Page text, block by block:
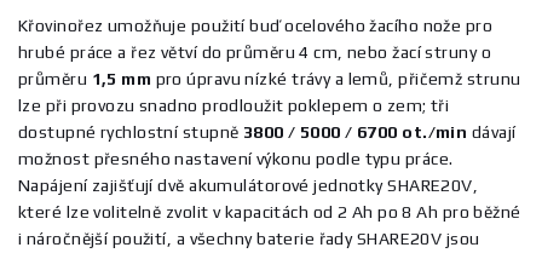
Křovinořez umožňuje použití buď ocelového žacího nože pro
hrubé práce a řez větví do průměru 4 cm, nebo žací struny o
průměru 1,5 mm pro úpravu nízké trávy a lemů, přičemž strunu
lze při provozu snadno prodloužit poklepem o zem; tři
dostupné rychlostní stupně 3800 / 5000 / 6700 ot./min dávají
možnost přesného nastavení výkonu podle typu práce.
Napájení zajišťují dvě akumulátorové jednotky SHARE20V,
které lze volitelně zvolit v kapacitách od 2 Ah po 8 Ah pro běžné
i náročnější použití, a všechny baterie řady SHARE20V jsou